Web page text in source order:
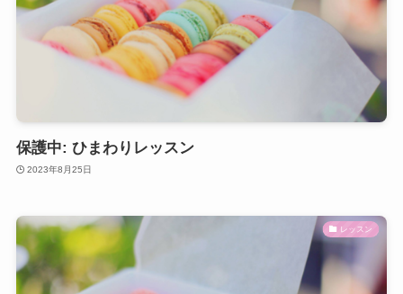
保護中: ひまわりレッスン
2023年8月25日
レッスン